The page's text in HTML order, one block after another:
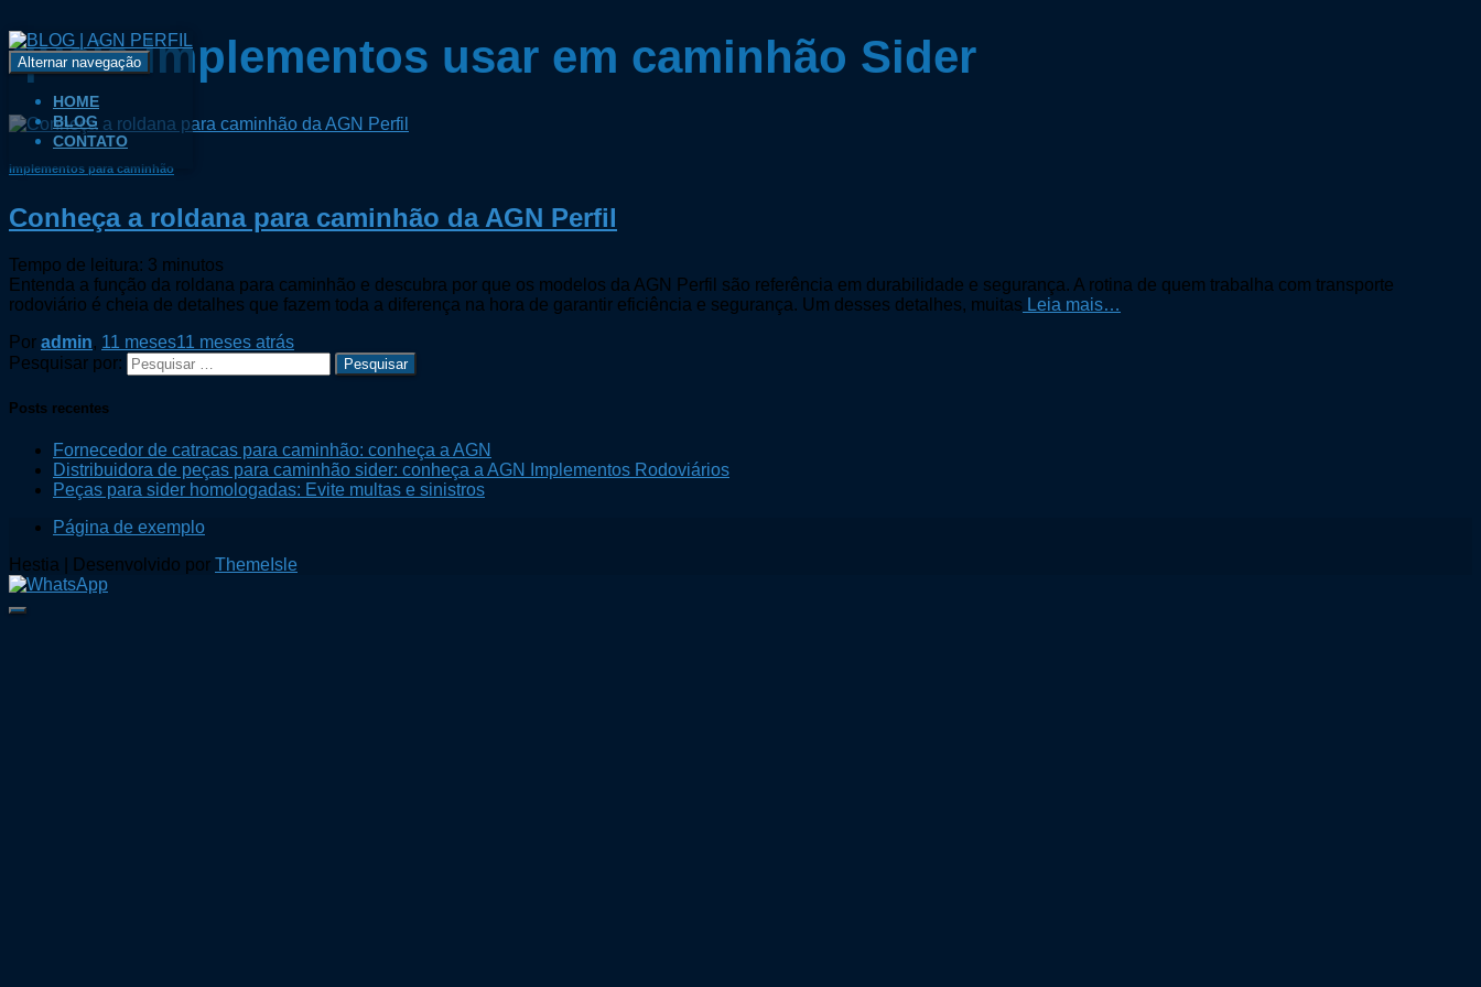
Alternar navegação
HOME
BLOG
CONTATO
quais implementos usar em caminhão Sider
implementos para caminhão
Conheça a roldana para caminhão da AGN Perfil
Tempo de leitura: 3 minutos
Entenda a função da roldana para caminhão e descubra por que os modelos da AGN Perfil são referência em durabilidade e segurança. A rotina de quem trabalha com transporte
rodoviário é cheia de detalhes que fazem toda a diferença na hora de garantir eficiência e segurança. Um desses detalhes, muitas Leia mais…
Por admin, 11 meses11 meses atrás
Pesquisar por:
Posts recentes
Fornecedor de catracas para caminhão: conheça a AGN
Distribuidora de peças para caminhão sider: conheça a AGN Implementos Rodoviários
Peças para sider homologadas: Evite multas e sinistros
Página de exemplo
Hestia | Desenvolvido por ThemeIsle